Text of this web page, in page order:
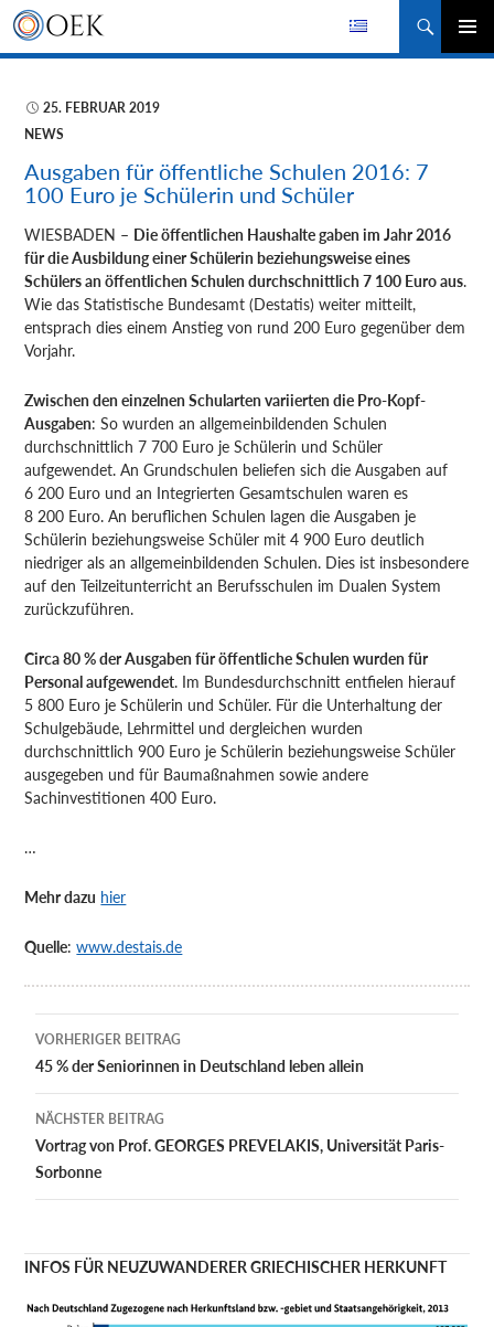
Suchen
ZUM
25. FEBRUAR 2019
NEWS
Ausgaben für öffentliche Schulen 2016: 7
100 Euro je Schülerin und Schüler
WIESBADEN – Die öffentlichen Haushalte gaben im Jahr 2016
für die Ausbildung einer Schülerin beziehungsweise eines
Schülers an öffentlichen Schulen durchschnittlich 7 100 Euro aus.
Wie das Statistische Bundesamt (Destatis) weiter mitteilt,
entsprach dies einem Anstieg von rund 200 Euro gegenüber dem
Vorjahr.
Zwischen den einzelnen Schularten variierten die Pro-Kopf-
Ausgaben: So wurden an allgemeinbildenden Schulen
durchschnittlich 7 700 Euro je Schülerin und Schüler
aufgewendet. An Grundschulen beliefen sich die Ausgaben auf
6 200 Euro und an Integrierten Gesamtschulen waren es
8 200 Euro. An beruflichen Schulen lagen die Ausgaben je
Schülerin beziehungsweise Schüler mit 4 900 Euro deutlich
niedriger als an allgemeinbildenden Schulen. Dies ist insbesondere
auf den Teilzeitunterricht an Berufsschulen im Dualen System
zurückzuführen.
Circa 80 % der Ausgaben für öffentliche Schulen wurden für
Personal aufgewendet. Im Bundesdurchschnitt entfielen hierauf
5 800 Euro je Schülerin und Schüler. Für die Unterhaltung der
Schulgebäude, Lehrmittel und dergleichen wurden
durchschnittlich 900 Euro je Schülerin beziehungsweise Schüler
ausgegeben und für Baumaßnahmen sowie andere
Sachinvestitionen 400 Euro.
…
Mehr dazu hier
Quelle:www.destais.de
Beitragsnavigation
VORHERIGER BEITRAG
45 % der Seniorinnen in Deutschland leben allein
NÄCHSTER BEITRAG
Vortrag von Prof. GEORGES PREVELAKIS, Universität Paris-
Sorbonne
INFOS FÜR NEUZUWANDERER GRIECHISCHER HERKUNFT